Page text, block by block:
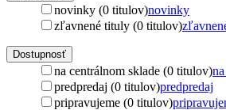
novinky (0 titulov)novinky
zľavnené tituly (0 titulov)
Dostupnosť
na centrálnom sklade (0 titulov)
predpredaj (0 titulov)predpredaj
pripravujeme (0 titulov)